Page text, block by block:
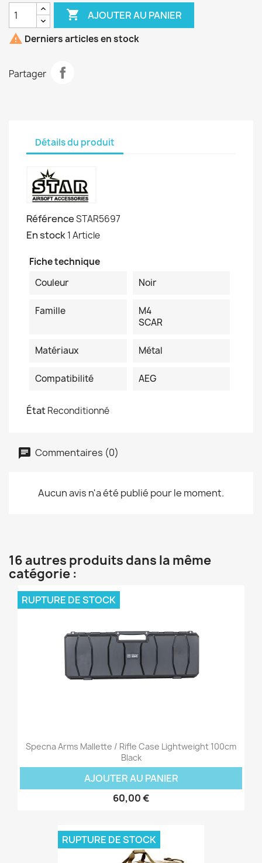
 AJOUTER AU PANIER
 Derniers articles en stock
Partager
Détails du produit
RéférenceSTAR5697
En stock1 Article
Fiche technique
Couleur
Noir
Famille
M4
SCAR
Matériaux Métal
Compatibilité AEG
ÉtatReconditionné
Commentaires (0)
Aucun avis n'a été publié pour le moment.
16 autres produits dans la même
catégorie :
Specna Arms Mallette / Rifle Case Lightweight 100cm
Black
AJOUTER AU PANIER
60,00 €
RUPTURE DE STOCK
RUPTURE DE STOCK